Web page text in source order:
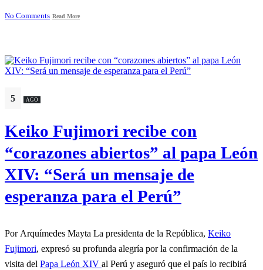
No Comments Read More
5 AGO
Keiko Fujimori recibe con
“corazones abiertos” al papa León
XIV: “Será un mensaje de
esperanza para el Perú”
Por Arquímedes Mayta La presidenta de la República, Keiko
Fujimori, expresó su profunda alegría por la confirmación de la
visita del Papa León XIV al Perú y aseguró que el país lo recibirá